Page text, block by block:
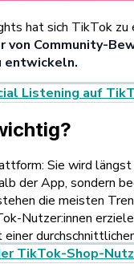
hat sich TikTok
von Community-
entwickeln.
Listening auf
Sie wird
der App, sondern
die meisten
Nutzer:innen
TikTok-Shop-